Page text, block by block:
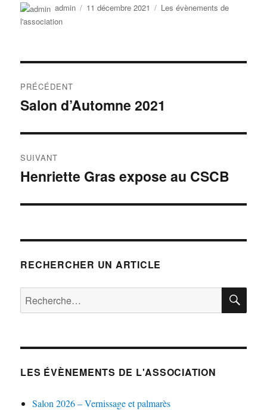
Auteur
admin
Publié
11 décembre 2021 Catégories
Les évènements de
l'association
de
PRÉCÉDENT
Publication
Salon d’Automne 2021
SUIVANT
Publication
Henriette Gras expose au CSCB
RECHERCHER UN ARTICLE
Recherche
pour :
LES ÉVÈNEMENTS DE L'ASSOCIATION
Salon 2026 – Vernissage et palmarès